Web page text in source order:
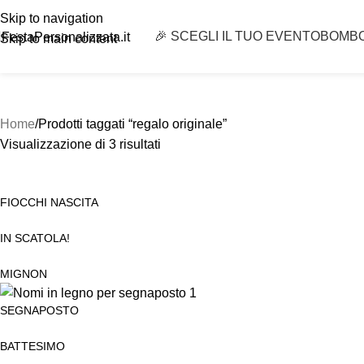
Skip to navigation
Skip to main content
FestaPersonalizzata.it 🎉 SCEGLI IL TUO EVENTO
Home Prodotti taggati “regalo originale”
Visualizzazione di 3 risultati
FIOCCHI NASCITA
IN SCATOLA!
MIGNON
SEGNAPOSTO
BATTESIMO